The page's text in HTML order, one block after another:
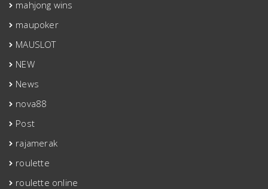
mahjong wins
maupoker
MAUSLOT
NEW
News
nova88
Post
rajamerak
roulette
roulette online